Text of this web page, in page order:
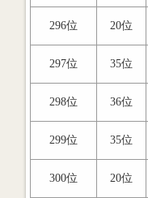
296位 20位
297位 35位
298位 36位
299位 35位
300位 20位